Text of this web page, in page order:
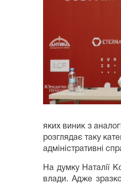
яких виник з
розглядає таку
адміністративні
На думку Наталії
влади. Адже